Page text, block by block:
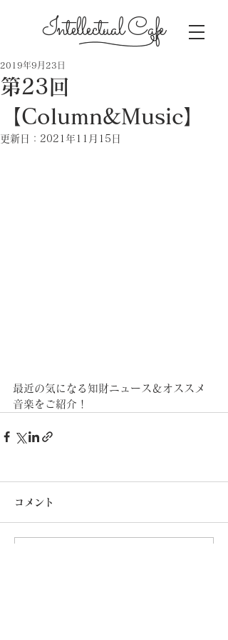
Intellectual Cafe
第23回
【Column&Music】
2019年9月23日
更新日： 2021年11月15日
最近の気になる知財ニュース＆オススメ
音楽をご紹介！
コメント